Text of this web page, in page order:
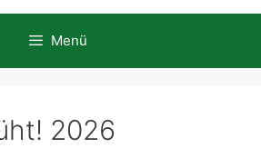
Menü
2026